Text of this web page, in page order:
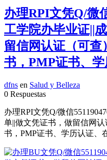
办理RPI文凭Q/微
工学院办毕业证||
留信网认证（可查
书，PMP证书、
dfns en Salud y Belleza
0 Respuestas
办理RPI文凭Q/微信
单||做文凭证书，做留信网
书，PMP证书、学历认证、